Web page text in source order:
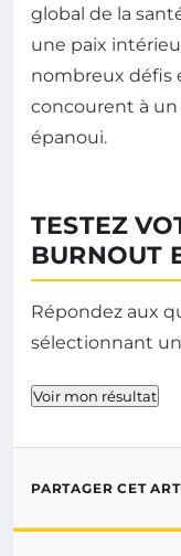
global de la
une paix
nombreux défis
concourent à
épanoui.
TESTEZ
BURNOUT
Répondez aux
sélectionnant
Voir mon résultat
PARTAGER CET